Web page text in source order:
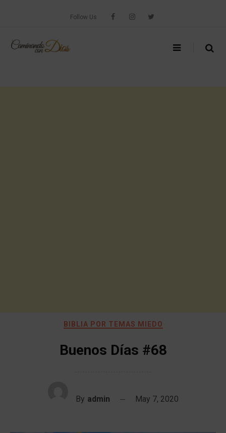
Follow Us
BIBLIA POR TEMAS MIEDO
Buenos Días #68
By admin May 7, 2020